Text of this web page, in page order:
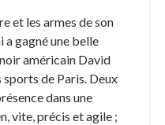
et les armes de son
a gagné une belle
américain David
sports de Paris. Deux
dans une
vite, précis et agile ;